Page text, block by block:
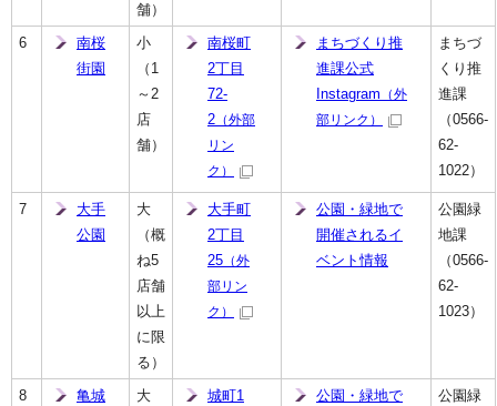
舗）
6
南桜
街園
小
（1
～2
店
舗）
南桜町
2丁目
72-
2 （外部
リン
ク）
まちづくり推
進課公式
Instagram （外
部リンク）
まちづ
くり推
進課
（0566-
62-
1022）
7
大手
公園
大
（概
ね5
店舗
以上
に限
る）
大手町
2丁目
25 （外
部リン
ク）
公園・緑地で
開催されるイ
ベント情報
公園緑
地課
（0566-
62-
1023）
8
亀城
大
城町1
公園・緑地で
公園緑